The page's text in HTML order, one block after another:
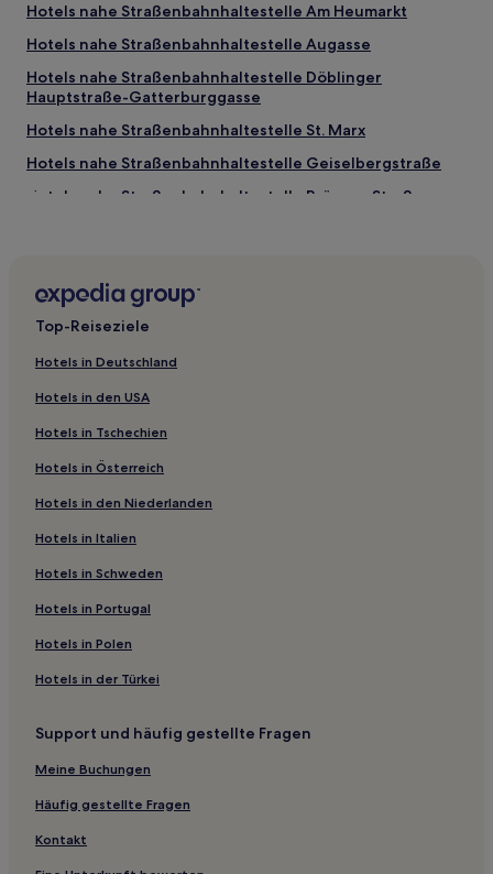
Hotels nahe Straßenbahnhaltestelle Am Heumarkt
Hotels nahe Straßenbahnhaltestelle Augasse
Hotels nahe Straßenbahnhaltestelle Döblinger
Hauptstraße-Gatterburggasse
Hotels nahe Straßenbahnhaltestelle St. Marx
Hotels nahe Straßenbahnhaltestelle Geiselbergstraße
Hotels nahe Straßenbahnhaltestelle Brünner Straße-
Hotels nahe Straßenbahnhaltestelle Nußdorfer
Straße/Alserbachstraße
Hotels nahe Straßenbahnhaltestelle Floridsdorfer Brücke
Hotels nahe Straßenbahnhaltestelle Donaustadtstraße
Hotels nahe Wien
Hotels nahe Straßenbahnhaltestelle Hopfengasse
Hotels nahe Rathauspark
Hotels nahe Straßenbahnhaltestelle Lazarettgasse
Hotels nahe Straßenbahnhaltestelle Franz-Josefs-
Hotels nahe Bahnhof Landstraße
Hotels nahe Straßenbahnhaltestelle Rennweg
Hotels nahe Straßenbahnhaltestelle Erdbergstraße
Hotels nahe Straßenbahnhaltestelle
Hotels nahe Straßenbahnhaltestelle Erdbergstraße-
Wien
Hotels nahe Medizinhistorisches Museum Josephinum
Top-Reiseziele
Hotels in Deutschland
Hotels in den USA
Hotels in Tschechien
Hotels in Österreich
Hotels in den Niederlanden
Hotels in Italien
Hotels in Schweden
Hotels in Portugal
Hotels in Polen
Hotels in der Türkei
Support und häufig gestellte Fragen
Meine Buchungen
Häufig gestellte Fragen
Kontakt